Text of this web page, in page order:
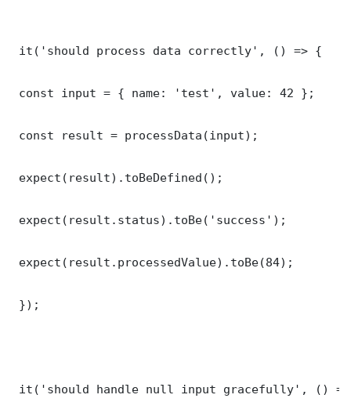
it('should process data correctly', () => {
const input = { name: 'test', value: 42 };
const result = processData(input);
expect(result).toBeDefined();
expect(result.status).toBe('success');
expect(result.processedValue).toBe(84);
});
it('should handle null input gracefully', ()